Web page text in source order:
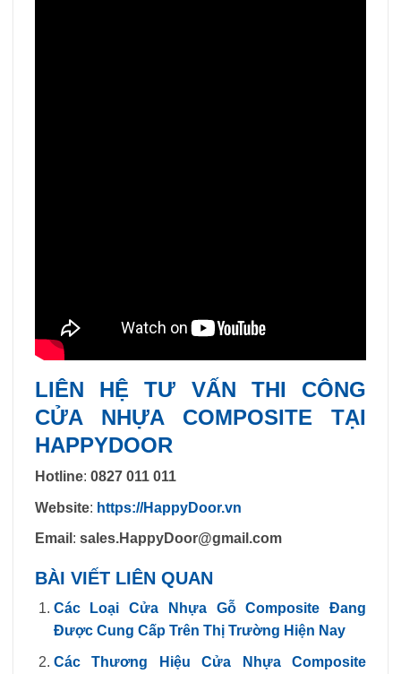
LIÊN HỆ TƯ VẤN THI CÔNG
CỬA NHỰA COMPOSITE TẠI
HAPPYDOOR
Hotline: 0827 011 011
Website: https://HappyDoor.vn
Email : sales.HappyDoor@gmail.com
BÀI VIẾT LIÊN QUAN
Các Loại Cửa Nhựa Gỗ Composite Đang
Được Cung Cấp Trên Thị Trường Hiện Nay
Các Thương Hiệu Cửa Nhựa Composite